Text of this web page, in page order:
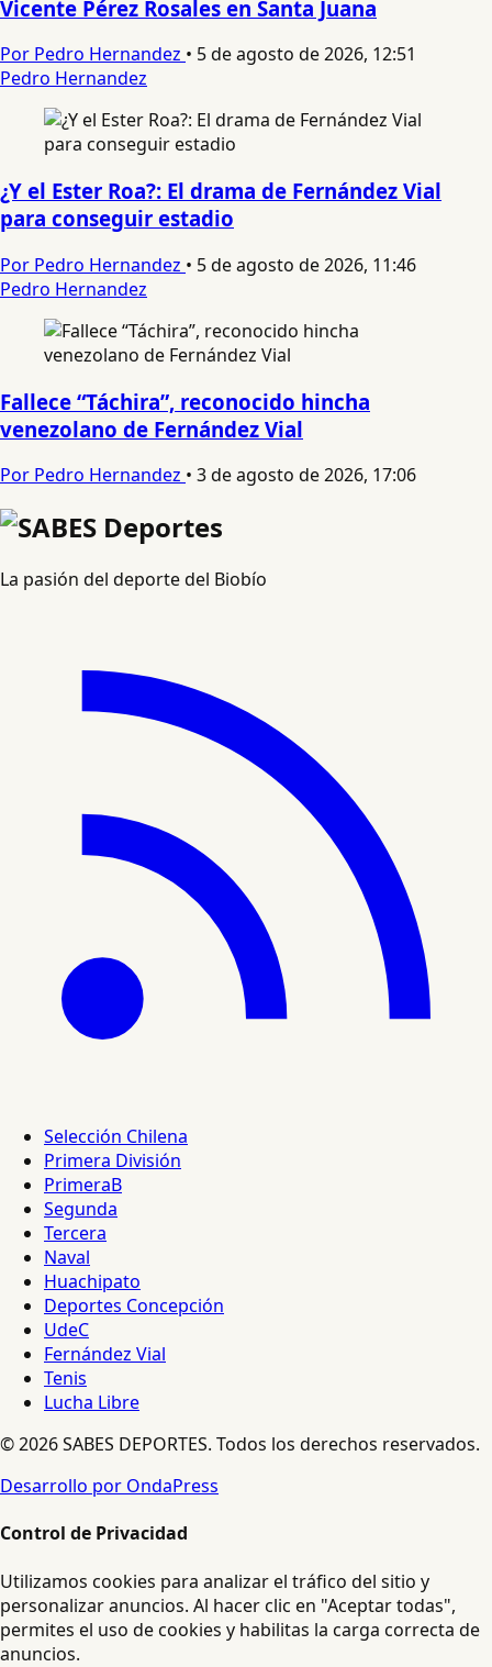
Vicente Pérez Rosales en Santa Juana
Por Pedro Hernandez • 5 de agosto de 2026, 12:51
Pedro Hernandez
¿Y el Ester Roa?: El drama de Fernández Vial
para conseguir estadio
Por Pedro Hernandez • 5 de agosto de 2026, 11:46
Pedro Hernandez
Fallece “Táchira”, reconocido hincha
venezolano de Fernández Vial
Por Pedro Hernandez • 3 de agosto de 2026, 17:06
La pasión del deporte del Biobío
Selección Chilena
Primera División
PrimeraB
Segunda
Tercera
Naval
Huachipato
Deportes Concepción
UdeC
Fernández Vial
Tenis
Lucha Libre
© 2026 SABES DEPORTES. Todos los derechos reservados.
Desarrollo por OndaPress
Control de Privacidad
Utilizamos cookies para analizar el tráfico del sitio y
personalizar anuncios. Al hacer clic en "Aceptar todas",
permites el uso de cookies y habilitas la carga correcta de
anuncios.